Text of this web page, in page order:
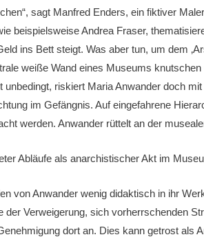
sagt Manfred Enders, ein fiktiver
beispielsweise Andrea Fraser,
ins Bett steigt. Was aber tun, um dem
weiße Wand eines Museums
riskiert Maria Anwander doch
im Gefängnis. Auf eingefahrene
werden. Anwander rüttelt an der
Abläufe als anarchistischer Akt im
von Anwander wenig didaktisch in ihr
Verweigerung, sich vorherrschenden
dort an. Dies kann getrost